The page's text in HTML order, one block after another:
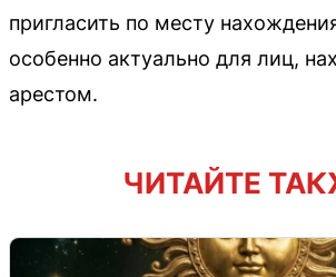
пригласить по месту
особенно актуально для лиц,
арестом.
ЧИТАЙТЕ